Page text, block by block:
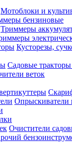
Мотоблоки и
бензиновые
Триммеры
Кусторезы,
Садовые
веток
Опрыскиватели
Очистители